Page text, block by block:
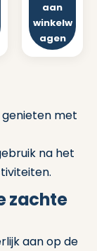
aan
winkelw
agen
genieten met
na het
zachte
aan op de